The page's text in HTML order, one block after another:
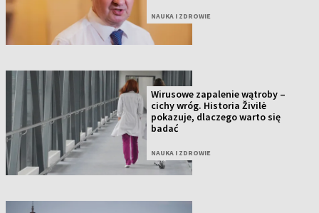
NAUKA I ZDROWIE
Wirusowe zapalenie wątroby –
cichy wróg. Historia Živilė
pokazuje, dlaczego warto się
badać
NAUKA I ZDROWIE